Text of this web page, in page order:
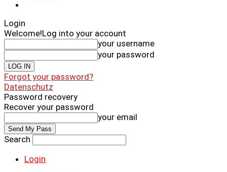
Login
Welcome!Log into your account
your username
your password
Forgot your password?
Datenschutz
Password recovery
Recover your password
your email
Search
Login